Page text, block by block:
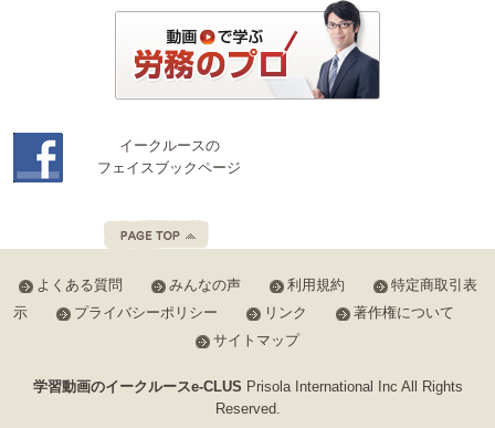
イークルースの
フェイスブックページ
よくある質問 みんなの声 利用規約
特定商取引表
示
プライバシーポリシー リンク
著作権について
サイトマップ
学習動画のイークルースe-CLUS Prisola International Inc All Rights
Reserved.